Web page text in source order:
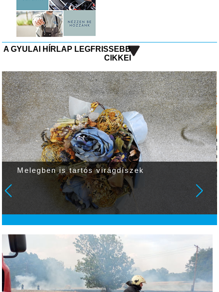
A GYULAI HÍRLAP LEGFRISSEBB
CIKKEI
Melegben is tartós virágdíszek